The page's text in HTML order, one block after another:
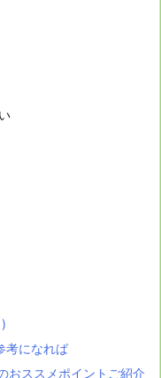
考になれば
おススメポイントご紹介